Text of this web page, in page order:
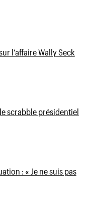
l’affaire Wally Seck
scrabble présidentiel
: « Je ne suis pas